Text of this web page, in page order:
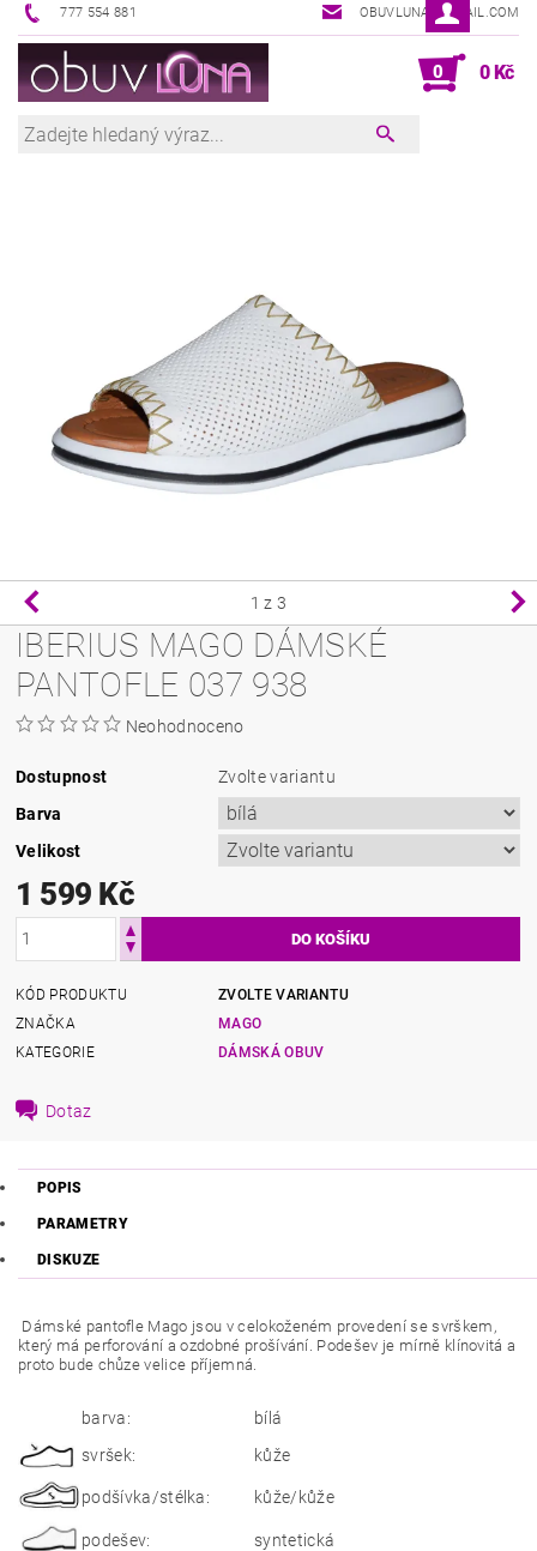
777 554 881 OBUVLUNA@GMAIL.COM
0 0 Kč
1 z 3
IBERIUS MAGO DÁMSKÉ
PANTOFLE 037 938
Neohodnoceno
Dostupnost
Zvolte variantu
Barva
Velikost
1 599 Kč
KÓD PRODUKTU
ZVOLTE VARIANTU
ZNAČKA
MAGO
KATEGORIE
DÁMSKÁ OBUV
Dotaz
POPIS
PARAMETRY
DISKUZE
Dámské pantofle Mago jsou v celokoženém provedení se svrškem,
který má perforování a ozdobné prošívání. Podešev je mírně klínovitá a
proto bude chůze velice příjemná.
barva:
bílá
svršek:
kůže
podšívka/stélka: kůže/kůže
podešev: syntetická